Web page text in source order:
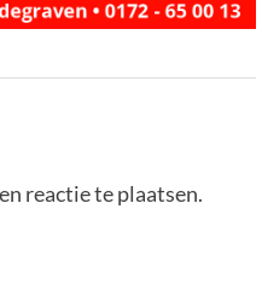
reactie te plaatsen.